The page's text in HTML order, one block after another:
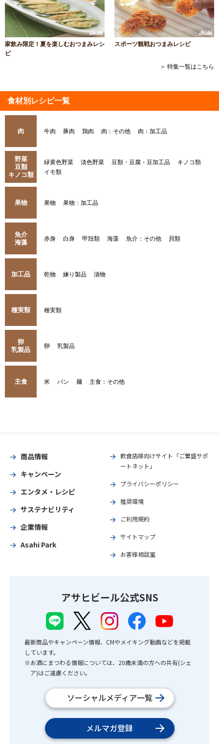
家飲み限定！夏を楽しむおつまみレシ
ピ
スポーツ観戦おつまみレシピ
＞ 特集一覧はこちら
食材別レシピ一覧
肉 牛肉 豚肉 鶏肉 肉：その他 肉：加工品
野菜
豆類
キノコ類
緑黄色野菜 淡色野菜 豆類・豆腐・豆加工品
キノコ類
イモ類
果物 果物 果物：加工品
魚介
海藻
赤身 白身 甲殻類 海藻 魚介：その他 貝類
加工品 乾物 練り製品 漬物
種実類 種実類
卵
乳製品
卵 乳製品
主食 米 パン 麺 主食：その他
商品情報
キャンペーン
エンタメ・レシピ
サステナビリティ
企業情報
Asahi Park
飲食店様向けサイト「ご繁盛サポ
ートネット」
プライバシーポリシー
推奨環境
ご利用規約
サイトマップ
お客様相談室
アサヒビール公式SNS
最新商品やキャンペーン情報、CMやメイキング動画などを掲載
しています。
※お酒にまつわる情報については、20歳未満の方への共有(シェ
ア)はご遠慮ください。
ソーシャルメディア一覧
メルマガ登録